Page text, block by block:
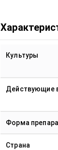
Культуры
Действующие
Форма
Страна